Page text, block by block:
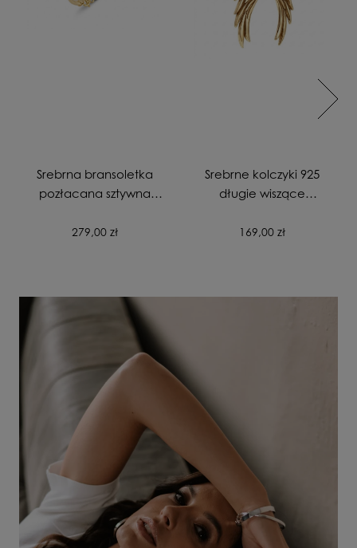
Srebrna bransoletka
pozłacana sztywna
próba 925
279,00 zł
Srebrne kolczyki 925
długie wiszące
Anioła
169,00 zł